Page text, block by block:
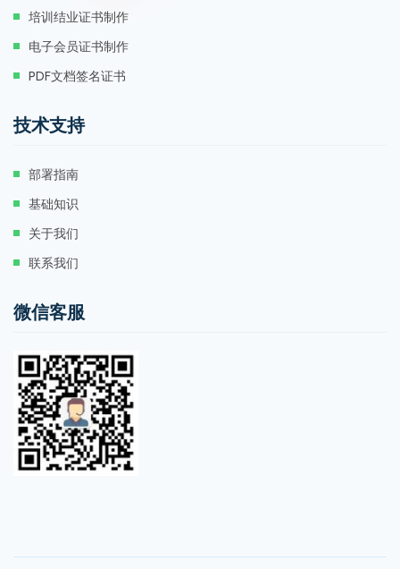
培训结业证书制作
电子会员证书制作
PDF文档签名证书
技术支持
部署指南
基础知识
关于我们
联系我们
微信客服